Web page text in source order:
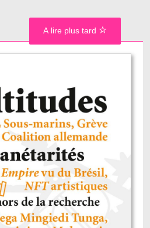
A lire plus tard